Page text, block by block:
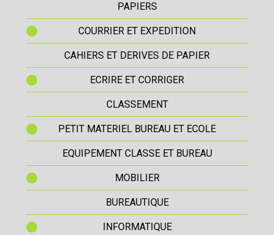
PAPIERS
COURRIER ET EXPEDITION
CAHIERS ET DERIVES DE PAPIER
ECRIRE ET CORRIGER
CLASSEMENT
PETIT MATERIEL BUREAU ET ECOLE
EQUIPEMENT CLASSE ET BUREAU
MOBILIER
BUREAUTIQUE
INFORMATIQUE